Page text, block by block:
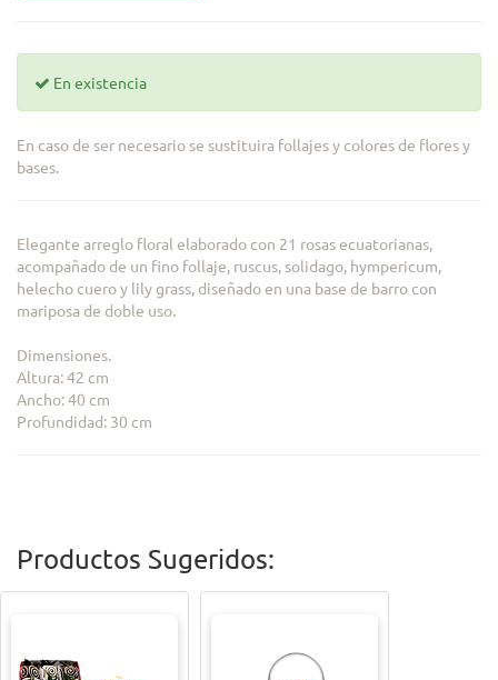
En existencia
En caso de ser necesario se sustituira follajes y colores de flores y
bases.
Elegante arreglo floral elaborado con 21 rosas ecuatorianas,
acompañado de un fino follaje, ruscus, solidago, hympericum,
helecho cuero y lily grass, diseñado en una base de barro con
mariposa de doble uso.
Dimensiones.
Altura: 42 cm
Ancho: 40 cm
Profundidad: 30 cm
Productos Sugeridos: